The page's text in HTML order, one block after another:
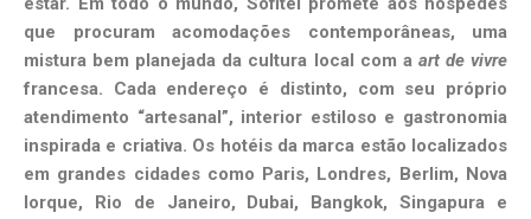
que procuram acomodações contemporâneas, uma
mistura bem planejada da cultura local com a art de vivre
francesa. Cada endereço é distinto, com seu próprio
atendimento “artesanal”, interior estiloso e gastronomia
inspirada e criativa. Os hotéis da marca estão localizados
em grandes cidades como Paris, Londres, Berlim, Nova
Iorque, Rio de Janeiro, Dubai, Bangkok, Singapura e